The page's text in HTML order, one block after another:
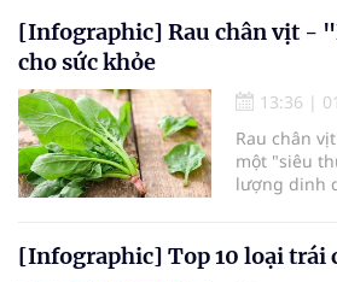
ẩm thực
Do chứa
thực phẩm
[Infographic] Rau chân vịt -
cho sức khỏe
13:36 |
Rau chân
một "siêu
lượng dinh
[Infographic] Top 10 loại trái